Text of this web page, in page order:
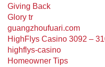
Giving Back
Glory tr
guangzhoufuari.com
HighFlys Casino 3092 –
highflys-casino
Homeowner Tips